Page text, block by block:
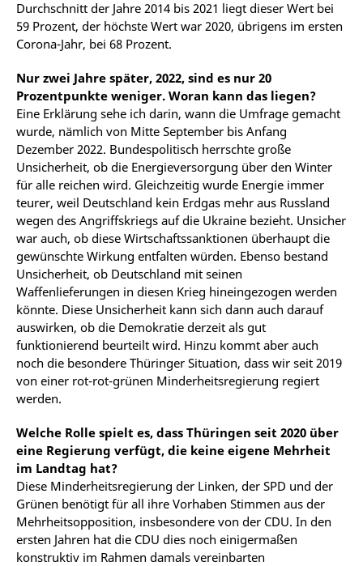
Durchschnitt der Jahre 2014 bis 2021 liegt dieser Wert bei
59 Prozent, der höchste Wert war 2020, übrigens im ersten
Corona-Jahr, bei 68 Prozent.
Nur zwei Jahre später, 2022, sind es nur 20
Prozentpunkte weniger. Woran kann das liegen?
Eine Erklärung sehe ich darin, wann die Umfrage gemacht
wurde, nämlich von Mitte September bis Anfang
Dezember 2022. Bundespolitisch herrschte große
Unsicherheit, ob die Energieversorgung über den Winter
für alle reichen wird. Gleichzeitig wurde Energie immer
teurer, weil Deutschland kein Erdgas mehr aus Russland
wegen des Angriffskriegs auf die Ukraine bezieht. Unsicher
war auch, ob diese Wirtschaftssanktionen überhaupt die
gewünschte Wirkung entfalten würden. Ebenso bestand
Unsicherheit, ob Deutschland mit seinen
Waffenlieferungen in diesen Krieg hineingezogen werden
könnte. Diese Unsicherheit kann sich dann auch darauf
auswirken, ob die Demokratie derzeit als gut
funktionierend beurteilt wird. Hinzu kommt aber auch
noch die besondere Thüringer Situation, dass wir seit 2019
von einer rot-rot-grünen Minderheitsregierung regiert
werden.
Welche Rolle spielt es, dass Thüringen seit 2020 über
eine Regierung verfügt, die keine eigene Mehrheit
im Landtag hat?
Diese Minderheitsregierung der Linken, der SPD und der
Grünen benötigt für all ihre Vorhaben Stimmen aus der
Mehrheitsopposition, insbesondere von der CDU. In den
ersten Jahren hat die CDU dies noch einigermaßen
konstruktiv im Rahmen damals vereinbarten